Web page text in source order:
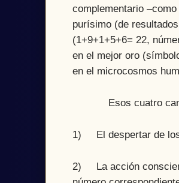
complementario
purísimo (de
(1+9+1+5+6= 22,
en el mejor oro
en el microcosmos
Esos cuatro
1) El despertar de
2) La acción